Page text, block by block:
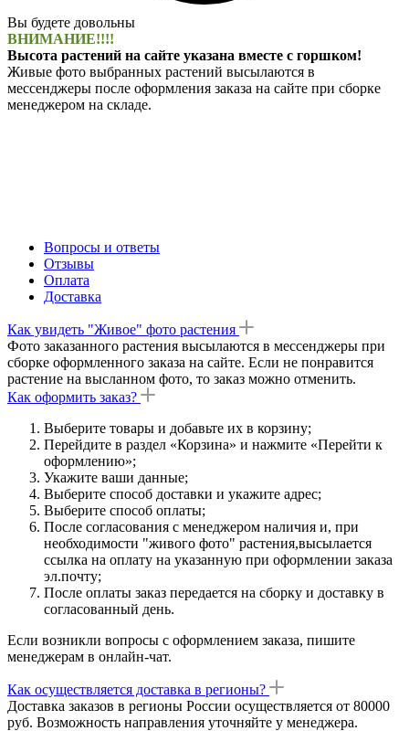
Вы будете довольны
ВНИМАНИЕ!!!!
Высота растений на сайте указана вместе с горшком!
Живые фото выбранных растений высылаются в
мессенджеры после оформления заказа на сайте при сборке
менеджером на складе.
Вопросы и ответы
Отзывы
Оплата
Доставка
Как увидеть "Живое" фото растения
Фото заказанного растения высылаются в мессенджеры при
сборке оформленного заказа на сайте. Если не понравится
растение на высланном фото, то заказ можно отменить.
Как оформить заказ?
Выберите товары и добавьте их в корзину;
Перейдите в раздел «Корзина» и нажмите «Перейти к
оформлению»;
Укажите ваши данные;
Выберите способ доставки и укажите адрес;
Выберите способ оплаты;
После согласования с менеджером наличия и, при
необходимости "живого фото" растения,высылается
ссылка на оплату на указанную при оформлении заказа
эл.почту;
После оплаты заказ передается на сборку и доставку в
согласованный день.
Если возникли вопросы с оформлением заказа, пишите
менеджерам в онлайн-чат.
Как осуществляется доставка в регионы?
Доставка заказов в регионы России осуществляется от 80000
руб. Возможность направления уточняйте у менеджера.